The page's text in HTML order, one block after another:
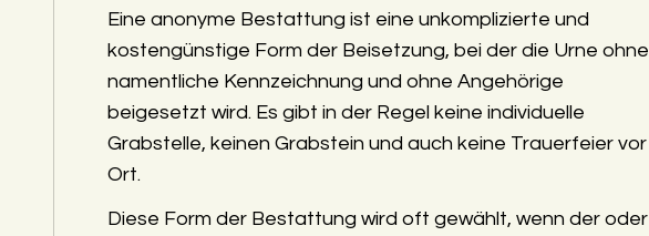
Eine anonyme Bestattung ist eine unkomplizierte und
kostengünstige Form der Beisetzung, bei der die Urne ohne
namentliche Kennzeichnung und ohne Angehörige
beigesetzt wird. Es gibt in der Regel keine individuelle
Grabstelle, keinen Grabstein und auch keine Trauerfeier vor
Ort.
Diese Form der Bestattung wird oft gewählt, wenn der oder